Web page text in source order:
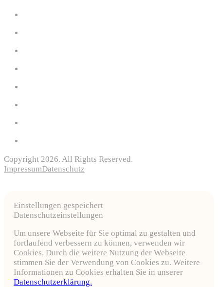
Copyright 2026. All Rights Reserved.
ImpressumDatenschutz
Einstellungen gespeichert
Datenschutzeinstellungen
Um unsere Webseite für Sie optimal zu gestalten und
fortlaufend verbessern zu können, verwenden wir
Cookies. Durch die weitere Nutzung der Webseite
stimmen Sie der Verwendung von Cookies zu. Weitere
Informationen zu Cookies erhalten Sie in unserer
Datenschutzerklärung.